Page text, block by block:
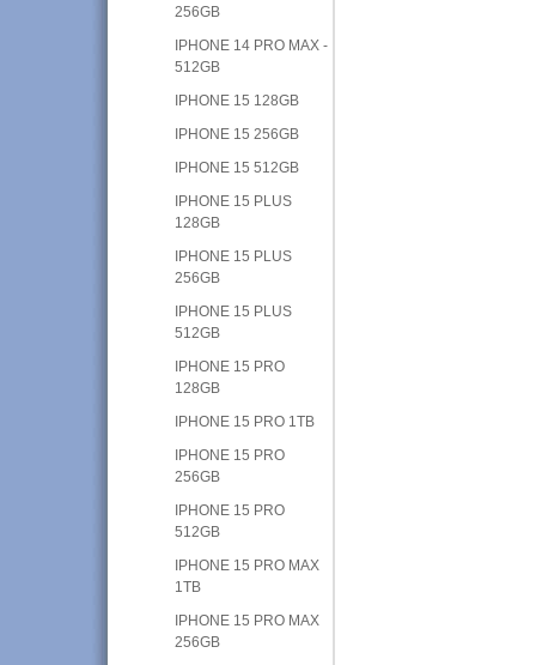
256GB
IPHONE 14 PRO MAX -
512GB
IPHONE 15 128GB
IPHONE 15 256GB
IPHONE 15 512GB
IPHONE 15 PLUS
128GB
IPHONE 15 PLUS
256GB
IPHONE 15 PLUS
512GB
IPHONE 15 PRO
128GB
IPHONE 15 PRO 1TB
IPHONE 15 PRO
256GB
IPHONE 15 PRO
512GB
IPHONE 15 PRO MAX
1TB
IPHONE 15 PRO MAX
256GB